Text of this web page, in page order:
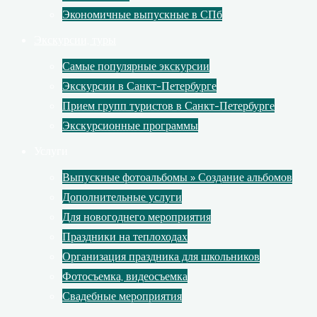
Экономичные выпускные в СПб
Самые популярные экскурсии
Экскурсии в Санкт-Петербурге
Прием групп туристов в Санкт-Петербурге
Экскурсионные программы
Выпускные фотоальбомы » Создание альбомов
Дополнительные услуги
Для новогоднего мероприятия
Праздники на теплоходах
Организация праздника для школьников
Фотосъемка, видеосъемка
Свадебные мероприятия